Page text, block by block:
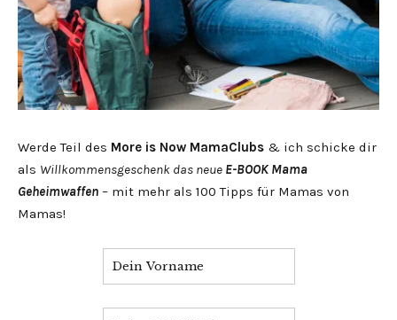
Werde Teil des More is Now MamaClubs & ich schicke dir
als Willkommensgeschenk das neue E-BOOK Mama
Geheimwaffen – mit mehr als 100 Tipps für Mamas von
Mamas!